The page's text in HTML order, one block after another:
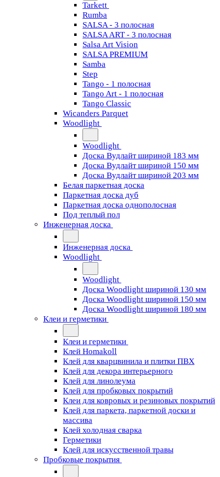
Tarkett
Rumba
SALSA - 3 полосная
SALSA ART - 3 полосная
Salsa Art Vision
SALSA PREMIUM
Samba
Step
Tango - 1 полосная
Tango Art - 1 полосная
Tango Classiс
Wicanders Parquet
Woodlight
Woodlight
Доска Вудлайт шириной 183 мм
Доска Вудлайт шириной 150 мм
Доска Вудлайт шириной 203 мм
Белая паркетная доска
Паркетная доска дуб
Паркетная доска однополосная
Под теплый пол
Инженерная доска
Инженерная доска
Woodlight
Woodlight
Доска Woodlight шириной 130 мм
Доска Woodlight шириной 150 мм
Доска Woodlight шириной 180 мм
Клеи и герметики
Клеи и герметики
Клей Homakoll
Клей для кварцвинила и плитки ПВХ
Клей для декора интерьерного
Клей для линолеума
Клей для пробковых покрытий
Клеи для ковровых и резиновых покрытий
Клей для паркета, паркетной доски и
массива
Клей холодная сварка
Герметики
Клей для искусственной травы
Пробковые покрытия